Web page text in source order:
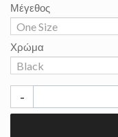
Μέγεθος
Χρώμα
-